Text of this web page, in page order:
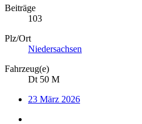
Beiträge
103
Plz/Ort
Niedersachsen
Fahrzeug(e)
Dt 50 M
23 März 2026